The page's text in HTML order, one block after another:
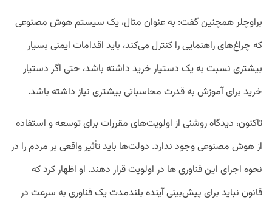
براوچلر همچنین گفت: به عنوان مثال، یک سیستم هوش مصنوعی
که چراغ‌های راهنمایی را کنترل می‌کند، باید اقدامات ایمنی بسیار
بیشتری نسبت به یک دستیار خرید داشته باشد، حتی اگر دستیار
خرید برای آموزش به قدرت محاسباتی بیشتری نیاز داشته باشد.
تاکنون، دیدگاه روشنی از اولویت‌های مقررات برای توسعه و استفاده
از هوش مصنوعی وجود ندارد. دولت‌ها باید تأثیر واقعی بر مردم را در
نحوه اجرای این فناوری ها در اولویت قرار دهند. او اظهار کرد که
قانون نباید برای پیش‌بینی آینده بلندمدت یک فناوری به سرعت در